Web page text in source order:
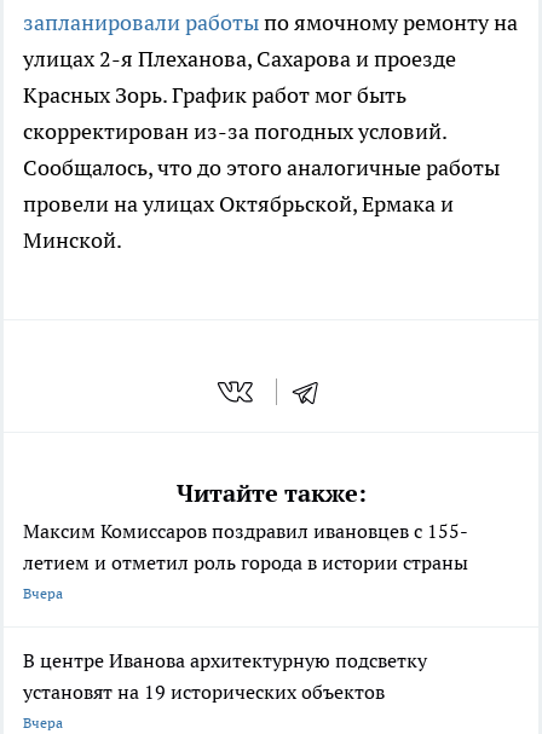
запланировали работыпо ямочному ремонту на
улицах 2-я Плеханова, Сахарова и проезде
Красных Зорь. График работ мог быть
скорректирован из-за погодных условий.
Сообщалось, что до этого аналогичные работы
провели на улицах Октябрьской, Ермака и
Минской.
Читайте также:
Максим Комиссаров поздравил ивановцев с 155-
летием и отметил роль города в истории страны
Вчера
В центре Иванова архитектурную подсветку
установят на 19 исторических объектов
Вчера